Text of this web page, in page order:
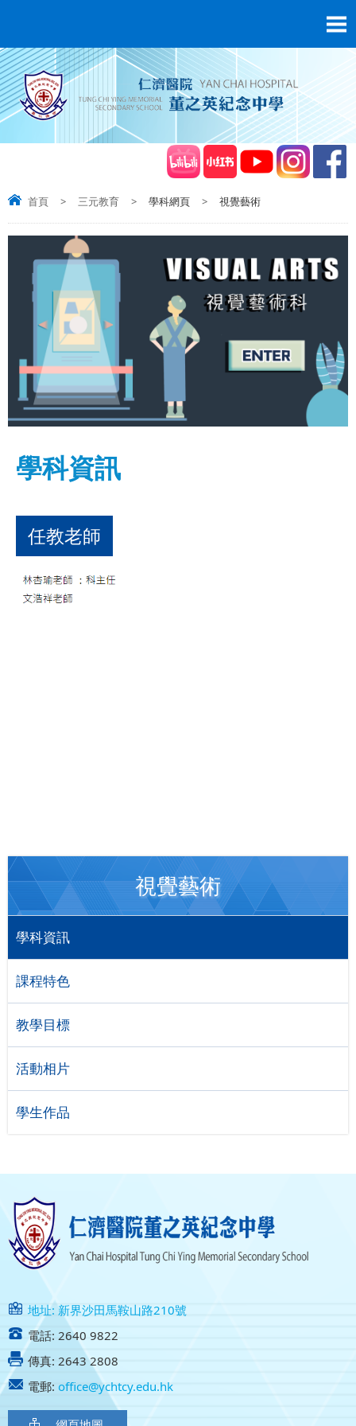
首頁 > 三元教育 > 學科網頁 > 視覺藝術
學科資訊
任教老師
視覺藝術
學科資訊
課程特色
教學目標
活動相片
學生作品
地址: 新界沙田馬鞍山路210號
電話: 2640 9822
傳真: 2643 2808
電郵: office@ychtcy.edu.hk